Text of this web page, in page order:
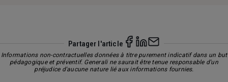
Partager l'article
Informations non-contractuelles données à titre purement indicatif dans un but
pédagogique et préventif. Generali ne saurait être tenue responsable d'un
préjudice d'aucune nature lié aux informations fournies.